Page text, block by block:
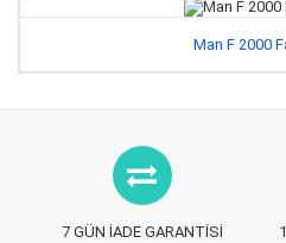
Man F 2000
7 GÜN İADE GARANTISI